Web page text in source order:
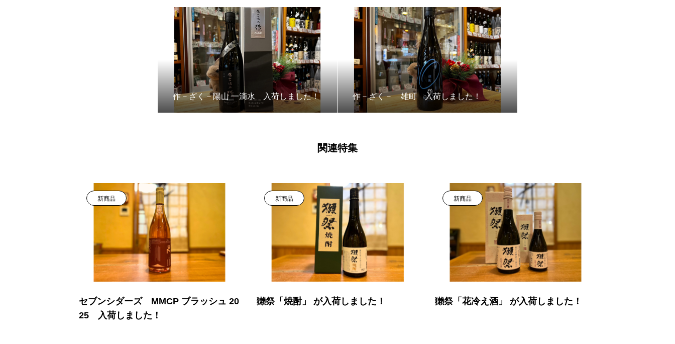
作－ざく－陽山 一滴水 入荷しました！ 作－ざく－ 雄町 入荷しました！
関連特集
新商品
セブンシダーズ MMCP ブラッシュ 20
25 入荷しました！
新商品
獺祭「焼酎」 が入荷しました！
新商品
獺祭「花冷え酒」 が入荷しました！